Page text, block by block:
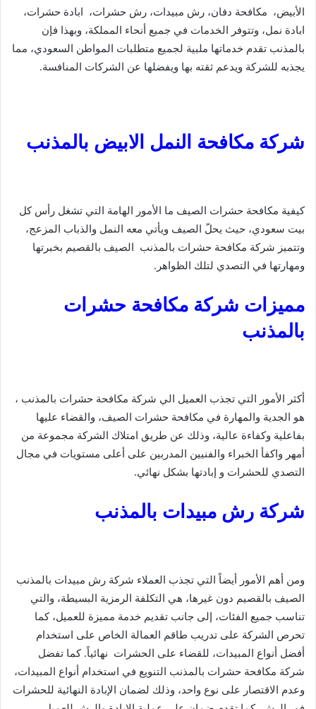
الأبيض، مكافحة دفان، رش مبيدات، رش حشرات، ابادة حشرات،
ابادة نمل، وتتوفر الخدمات في جميع أنحاء المملكة، وبهذا فإن
بالمذنب تقدم خدماتها ملبية لجميع متطلبات المواطن السعودي، مما
يجذبه للشركة ويدعم ثقته بها ويفضلها عن الشركات المنافسة.
شركة مكافحة النمل الابيض بالمذنب
كيفية مكافحة حشرات الصيف ما الأمور الهامة التي تشغل رأس كل
بيت سعودي، حيث يحلّ الصيف ويأتي معه النمل والذباب المزعج،
وتتميز شركة مكافحة حشرات بالمذنب الصيف بالقصيم بخبرتها
ومهارتها في التصدي لتلك الظواهر.
مميزات شركة مكافحة حشرات
بالمذنب
أكثر الأمور التي تجذب العميل الي شركة مكافحة حشرات بالمذنب ،
هو الجدية والمهارة في مكافحة حشرات الصيف، والقضاء عليها
بفاعلية وكفاءة عالية، وذلك عن طريق امتلاك الشركة مجموعة من
أمهر واكفأ الخبراء والفنيين المدربين على أعلى مستويات في مجال
التصدي للحشرات و إبادتها بشكل نهائي.
شركة رش مبيدات بالمذنب
ومن أهم الأمور أيضاً التي تجذب العملاء شركة رش مبيدات بالمذنب
الصيف بالقصيم دون غيرها، هي التكلفة الرمزية البسيطة، والتي
تناسب جميع الفئات، إلى جانب تقديم خدمة مميزة للعميل، كما
تحرص الشركة على تدريب طاقم العمالة الخاص على استخدام
أفضل أنواع المبيدات، للقضاء على الحشرات نهائياً. كما تفضل
شركة مكافحة حشرات بالمذنب التنويع في استخدام أنواع المبيدات،
وعدم الاقتصار على نوع واحد، وذلك لضمان الإبادة النهائية للحشرات